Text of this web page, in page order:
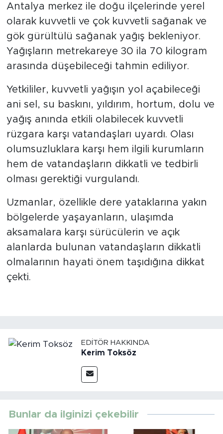
Antalya merkez ile doğu ilçelerinde yerel
olarak kuvvetli ve çok kuvvetli sağanak ve
gök gürültülü sağanak yağış bekleniyor.
Yağışların metrekareye 30 ila 70 kilogram
arasında düşebileceği tahmin ediliyor.
Yetkililer, kuvvetli yağışın yol açabileceği
ani sel, su baskını, yıldırım, hortum, dolu ve
yağış anında etkili olabilecek kuvvetli
rüzgara karşı vatandaşları uyardı. Olası
olumsuzluklara karşı hem ilgili kurumların
hem de vatandaşların dikkatli ve tedbirli
olması gerektiği vurgulandı.
Uzmanlar, özellikle dere yataklarına yakın
bölgelerde yaşayanların, ulaşımda
aksamalara karşı sürücülerin ve açık
alanlarda bulunan vatandaşların dikkatli
olmalarının hayati önem taşıdığına dikkat
çekti.
EDITÖR HAKKINDA
Kerim Toksöz
Bunlar da ilginizi çekebilir
Türkiye
Yerel